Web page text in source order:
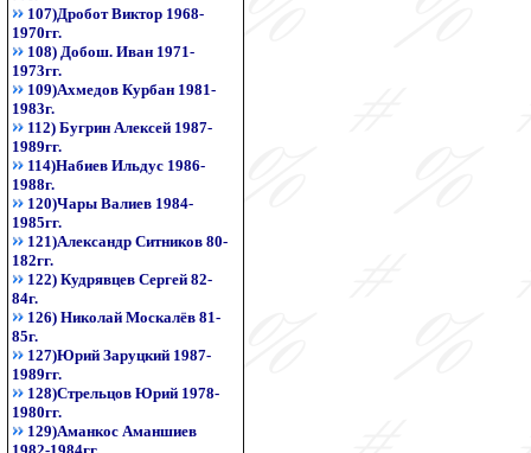
107)Дробот Виктор 1968-
1970гг.
108) Добош. Иван 1971-
1973гг.
109)Ахмедов Курбан 1981-
1983г.
112) Бугрин Алексей 1987-
1989гг.
114)Набиев Ильдус 1986-
1988г.
120)Чары Валиев 1984-
1985гг.
121)Александр Ситников 80-
182гг.
122) Кудрявцев Сергей 82-
84г.
126) Николай Москалёв 81-
85г.
127)Юрий Заруцкий 1987-
1989гг.
128)Стрельцов Юрий 1978-
1980гг.
129)Аманкос Аманшиев